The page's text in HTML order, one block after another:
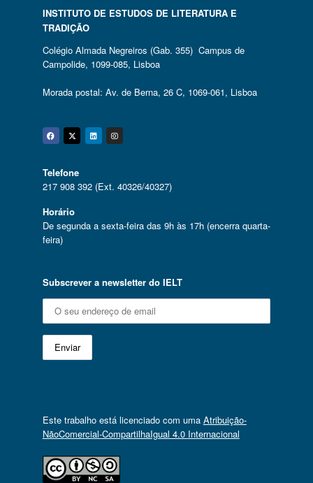
INSTITUTO DE ESTUDOS DE LITERATURA E
TRADIÇÃO
Colégio Almada Negreiros (Gab. 355) Campus de
Campolide, 1099-085, Lisboa
Morada postal: Av. de Berna, 26 C, 1069-061, Lisboa
Facebook
Twitter
Linkedin
Instagram
Telefone
217 908 392 (Ext. 40326/40327)
Horário
De segunda a sexta-feira das 9h às 17h (encerra quarta-
feira)
Subscrever a newsletter do IELT
Este trabalho está licenciado com uma Atribuição-
NãoComercial-CompartilhaIgual 4.0 Internacional